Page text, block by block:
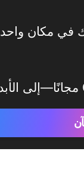
في مكان واحد